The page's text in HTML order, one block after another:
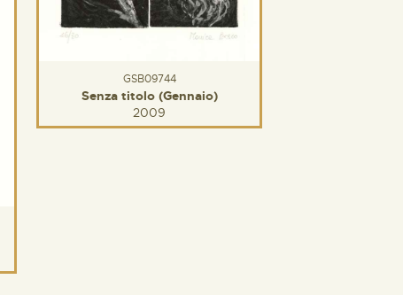
GSB09744
Senza titolo (Gennaio)
2009